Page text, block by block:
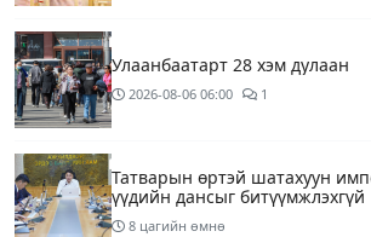
Улаанбаатарт 28 хэм дулаан
2026-08-06 06:00 1
Татварын өртэй шатахуун
үүдийн дансыг битүүмжлэхгүй
8 цагийн өмнө